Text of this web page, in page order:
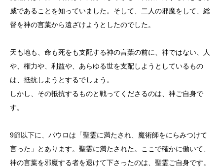
威であることを知っていました。そして、二人の邪魔をして、総
督を神の言葉から遠ざけようとしたのでした。
天も地も、命も死をも支配する神の言葉の前に、神ではない、人
や、権力や、利益や、あらゆる世を支配しようとしているもの
は、抵抗しようとするでしょう。
しかし、その抵抗するものと戦ってくださるのは、神ご自身で
す。
9節以下に、パウロは「聖霊に満たされ、魔術師をにらみつけて
言った」とあります。聖霊に満たされた。ここで確かに働いて、
神の言葉を邪魔する者を退けて下さったのは、聖霊ご自身です。